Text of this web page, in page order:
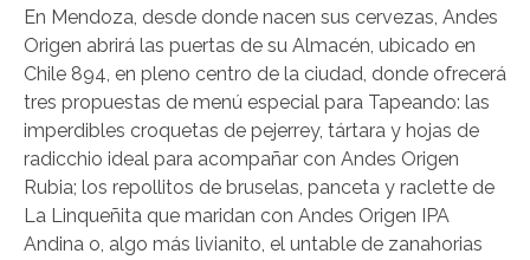
En Mendoza, desde donde nacen sus cervezas, Andes
Origen abrirá las puertas de su Almacén, ubicado en
Chile 894, en pleno centro de la ciudad, donde ofrecerá
tres propuestas de menú especial para Tapeando: las
imperdibles croquetas de pejerrey, tártara y hojas de
radicchio ideal para acompañar con Andes Origen
Rubia; los repollitos de bruselas, panceta y raclette de
La Linqueñita que maridan con Andes Origen IPA
Andina o, algo más livianito, el untable de zanahorias